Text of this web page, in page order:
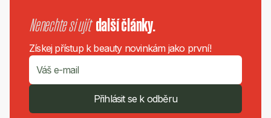
Nenechte si ujít další články.
Získej přístup k beauty novinkám jako první!
Přihlásit se k odběru